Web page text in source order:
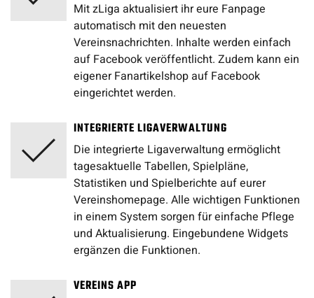
Mit zLiga aktualisiert ihr eure Fanpage
automatisch mit den neuesten
Vereinsnachrichten. Inhalte werden einfach
auf Facebook veröffentlicht. Zudem kann ein
eigener Fanartikelshop auf Facebook
eingerichtet werden.
INTEGRIERTE LIGAVERWALTUNG
Die integrierte Ligaverwaltung ermöglicht
tagesaktuelle Tabellen, Spielpläne,
Statistiken und Spielberichte auf eurer
Vereinshomepage. Alle wichtigen Funktionen
in einem System sorgen für einfache Pflege
und Aktualisierung. Eingebundene Widgets
ergänzen die Funktionen.
VEREINS APP